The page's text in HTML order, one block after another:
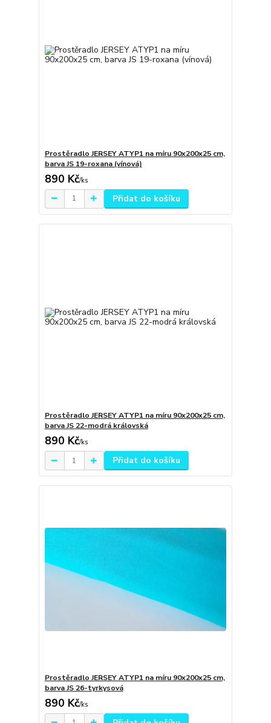
Prostěradlo JERSEY ATYP1 na míru 90x200x25 cm,
barva JS 19-roxana (vínová)
890 Kč/ks
Přidat do košíku
Prostěradlo JERSEY ATYP1 na míru 90x200x25 cm,
barva JS 22-modrá královská
890 Kč/ks
Přidat do košíku
Prostěradlo JERSEY ATYP1 na míru 90x200x25 cm,
barva JS 26-tyrkysová
890 Kč/ks